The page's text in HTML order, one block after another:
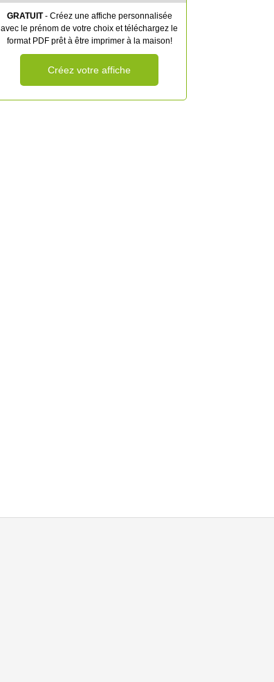
GRATUIT- Créez une affiche personnalisée
avec le prénom de votre choix et téléchargez le
format PDF prêt à être imprimer à la maison!
Créez votre affiche